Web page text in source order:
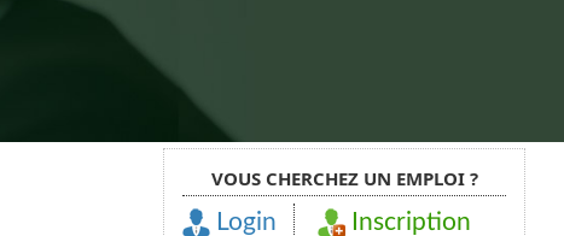
VOUS CHERCHEZ UN EMPLOI ?
Login Inscription